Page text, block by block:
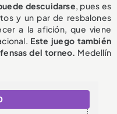
descuidarse, pues es
y un par de resbalones
a la afición, que viene
Este juego también
del torneo. Medellín